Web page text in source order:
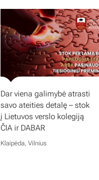
Dar viena galimybė atrasti
savo ateities detalę – stok
į Lietuvos verslo kolegiją
ČIA ir DABAR
Klaipėda, Vilnius